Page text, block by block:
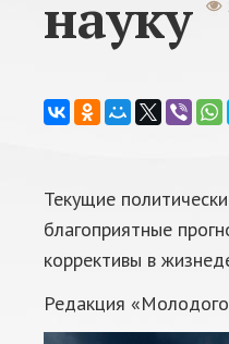
науку
Текущие
благоприятные
коррективы в
Редакция